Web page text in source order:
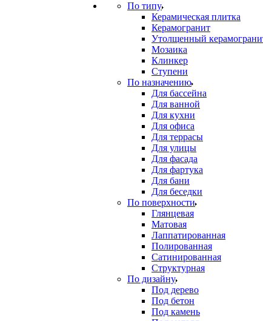
По типу
Керамическая плитка
Керамогранит
Утолщенный
Мозаика
Клинкер
Ступени
По назначению
Для бассейна
Для ванной
Для кухни
Для офиса
Для террасы
Для улицы
Для фасада
Для фартука
Для бани
Для беседки
По поверхности
Глянцевая
Матовая
Лаппатированная
Полированная
Сатинированная
Структурная
По дизайну
Под дерево
Под бетон
Под камень